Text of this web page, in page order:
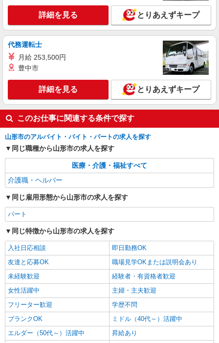
い/週払い/月払い対応も可能です。詳しくは面談時
にご相談ください。 ◆交通費：別途全額支給 ※当
社規定あり
◆各線「羽前千歳駅」 ◆各線「山形駅」 ★その
他、近隣に多数勤務地あります！
キープ 詳細を見る
派遣社員
株式会社kotrio /●SD-H-1975349
山形市｜リハビリ補助などのデイサービス
STAFF♪未経験OK
時給1350円〜2062円 ＜日払い有/週払い有/交
通費全支給(ガソリン代含む)＞
山形市内 最寄り駅：山形
キープ 詳細を見る
詳細を見る とりあえずキープ
代務運転士
月給 253,500円
豊中市
詳細を見る とりあえずキープ
このお仕事に関連する条件で探す
山形市のアルバイト・バイト・パートの求人を探す
同じ職種から山形市の求人を探す
医療・介護・福祉すべて
介護職・ヘルパー
同じ雇用形態から山形市の求人を探す
パート
同じ特徴から山形市の求人を探す
入社日応相談
即日勤務OK
友達と応募OK
職場見学OKまたは説明会あり
未経験歓迎
経験者・有資格者歓迎
女性活躍中
主婦・主夫歓迎
フリーター歓迎
学歴不問
ブランクOK
ミドル（40代～）活躍中
エルダー（50代～）活躍中
昇給あり